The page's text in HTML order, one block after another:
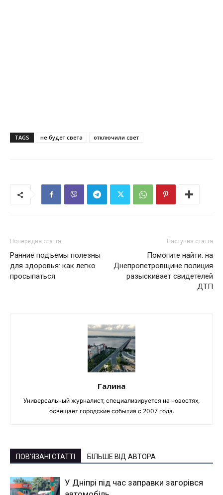
TAGS не будет света отключили свет
Попередня стаття
Ранние подъемы полезны
для здоровья: как легко
просыпаться
Наступна стаття
Помогите найти: на
Днепропетровщине полиция
разыскивает свидетелей
ДТП
Галина
Универсальный журналист, специализируется на новостях,
освещает городские события с 2007 года.
ПОВ'ЯЗАНІ СТАТТІ БІЛЬШЕ ВІД АВТОРА
У Дніпрі під час заправки загорівся